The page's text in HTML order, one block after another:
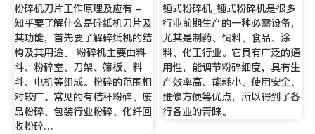
粉碎机刀片工作原理及应有 -
知乎要了解什么是碎纸机刀片及
其功能，首先要了解碎纸机的结
构及其用途。 粉碎机主要由料
斗、粉碎室、刀架、筛板、料
斗、电机等组成。粉碎的范围相
对较广。常见的有秸秆粉碎、废
品粉碎、包装行业粉碎、化纤回
收粉碎…
锤式粉碎机_锤式粉碎机是很多
行业前期生产的一种必需设备，
尤其是制药、饲料、食品、涂
料、化工行业。它具有广泛的通
用性，能调节粉碎细度，具有生
产效率高、能耗小、使用安全、
维修方便等优点，所以得到了各
行各业的青睐。